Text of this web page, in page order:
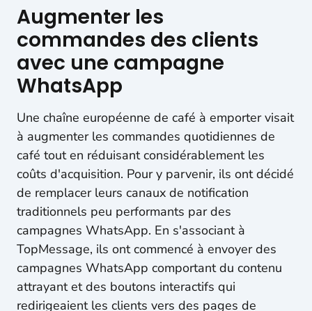
Augmenter les
commandes des clients
avec une campagne
WhatsApp
Une chaîne européenne de café à emporter visait
à augmenter les commandes quotidiennes de
café tout en réduisant considérablement les
coûts d'acquisition. Pour y parvenir, ils ont décidé
de remplacer leurs canaux de notification
traditionnels peu performants par des
campagnes WhatsApp. En s'associant à
TopMessage, ils ont commencé à envoyer des
campagnes WhatsApp comportant du contenu
attrayant et des boutons interactifs qui
redirigeaient les clients vers des pages de